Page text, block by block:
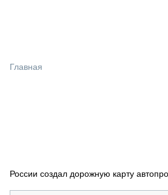
СПЕЦПРОЕКТЫ
Главная
России создал дорожную карту